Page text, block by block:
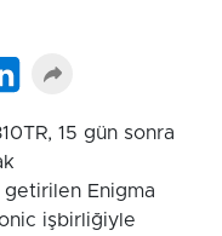
15 gün sonra
getirilen Enigma
işbirliğiyle